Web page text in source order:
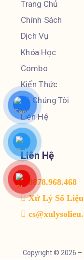
Trang Chủ
Chính Sách
Dịch Vụ
Khóa Học
Combo
Kiến Thức
Về Chúng Tôi
Liên Hệ
Liên Hệ
0878.968.468
Xử Lý Số Liệu
Copyright © 2026 –